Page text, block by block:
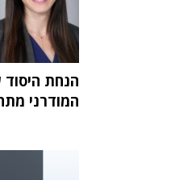
הנחת היסוד
המודרני